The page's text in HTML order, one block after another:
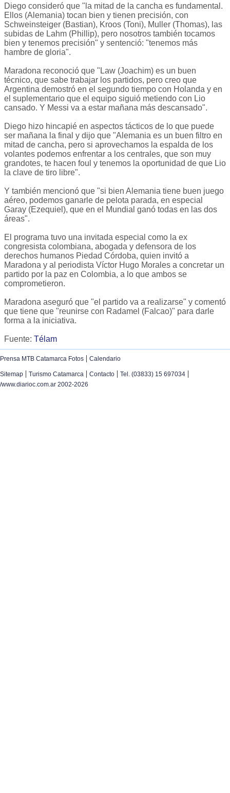
Diego consideró que "la mitad de la cancha es fundamental.
Ellos (Alemania) tocan bien y tienen precisión, con
Schweinsteiger (Bastian), Kroos (Toni), Muller (Thomas), las
subidas de Lahm (Phillip), pero nosotros también tocamos
bien y tenemos precisión" y sentenció: "tenemos más
hambre de gloria".
Maradona reconoció que "Law (Joachim) es un buen
técnico, que sabe trabajar los partidos, pero creo que
Argentina demostró en el segundo tiempo con Holanda y en
el suplementario que el equipo siguió metiendo con Lio
cansado. Y Messi va a estar mañana más descansado".
Diego hizo hincapié en aspectos tácticos de lo que puede
ser mañana la final y dijo que "Alemania es un buen filtro en
mitad de cancha, pero si aprovechamos la espalda de los
volantes podemos enfrentar a los centrales, que son muy
grandotes, te hacen foul y tenemos la oportunidad de que Lio
la clave de tiro libre".
Y también mencionó que "si bien Alemania tiene buen juego
aéreo, podemos ganarle de pelota parada, en especial
Garay (Ezequiel), que en el Mundial ganó todas en las dos
áreas".
El programa tuvo una invitada especial como la ex
congresista colombiana, abogada y defensora de los
derechos humanos Piedad Córdoba, quien invitó a
Maradona y al periodista Víctor Hugo Morales a concretar un
partido por la paz en Colombia, a lo que ambos se
comprometieron.
Maradona aseguró que "el partido va a realizarse" y comentó
que tiene que "reunirse con Radamel (Falcao)" para darle
forma a la iniciativa.
Fuente: Télam
Prensa MTB Catamarca Fotos | Calendario
Sitemap | Turismo Catamarca | Contacto | Tel. (03833) 15 697034 |
/www.diarioc.com.ar 2002-2026